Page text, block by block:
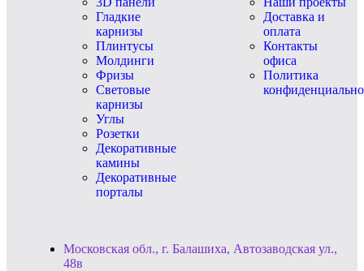
Гладкие
карнизы
Плинтусы
Молдинги
Фризы
Световые
карнизы
Углы
Розетки
Декоративные
камины
Декоративные
порталы
Доставка и
оплата
Контакты
офиса
Политика
Московская обл., г. Балашиха, Автозаводская ул.,
48в